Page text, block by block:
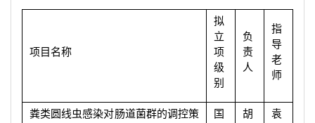
项目名称
拟
立
项
级
别
负
责
人
指
导
老
师
粪类圆线虫感染对肠道菌群的调控策
国
胡
袁